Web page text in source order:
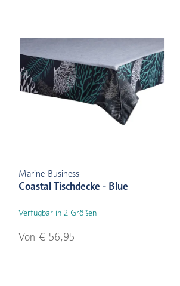
Marine Business
Coastal Tischdecke - Blue
Verfügbar in 2 Größen
Von € 56,95